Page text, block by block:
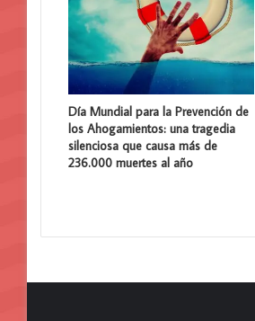
Día Mundial para la Prevención de
los Ahogamientos: una tragedia
silenciosa que causa más de
236.000 muertes al año